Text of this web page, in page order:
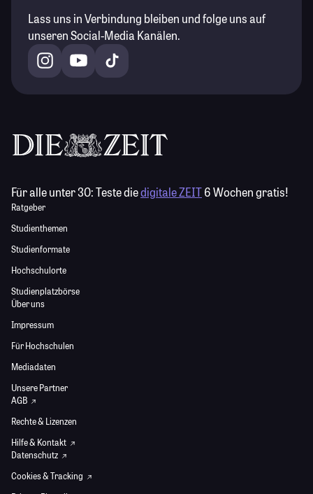
Lass uns in Verbindung bleiben und folge uns auf
unseren Social-Media Kanälen.
Für alle unter 30:Teste diedigitale ZEIT6 Wochen gratis!
Ratgeber
Studienthemen
Studienformate
Hochschulorte
Studienplatzbörse
Über uns
Impressum
Für Hochschulen
Mediadaten
Unsere Partner
AGB
Rechte & Lizenzen
Hilfe & Kontakt
Datenschutz
Cookies & Tracking